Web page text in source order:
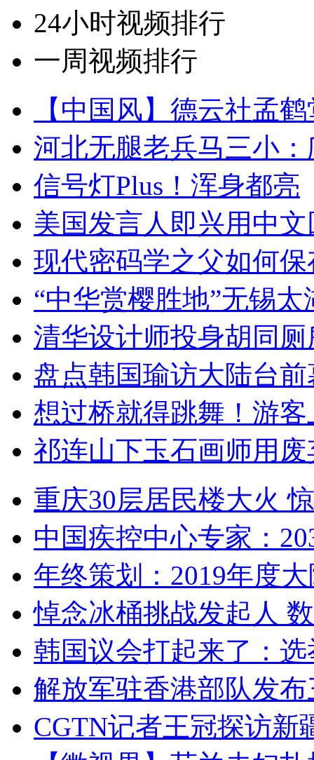
24小时视频排行
一周视频排行
【中国风】德云社孟
河北无腿老兵马三小
信号灯Plus！浑身都亮
美国发言人即兴用中
现代密码学之父如何
“中华赏樱胜地”无锡
清华设计师投身胡同
盘点韩国瑜访大陆台
想过桥就得跳舞！游客
祁连山下玉石画师用
重庆30层居民楼大火
中国疾控中心专家：
年终策划：2019年度
悼念冰桶挑战发起人
韩国议会打起来了：
解放军驻香港部队发
CGTN记者王冠探访新